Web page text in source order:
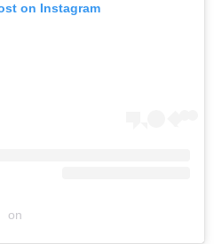
on Instagram
on